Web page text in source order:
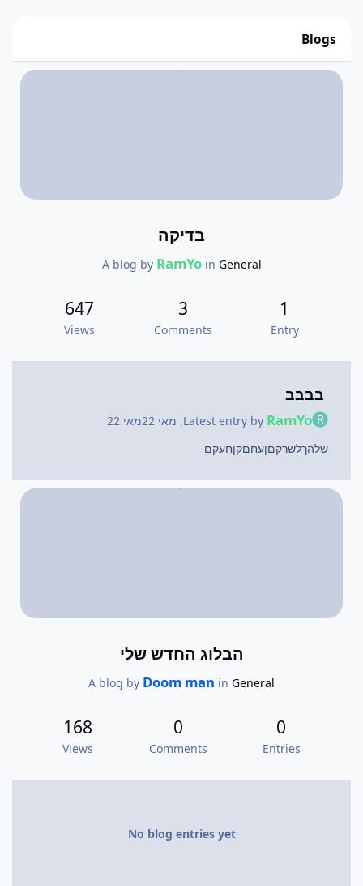
Blogs
בדיקה
A blog by RamYoin General
1
Entry
3
Comments
647
Views
בבבב
Latest entry by RamYo
, מאי 22
מאי 22
שלהךלשרקםןעחםקןחעקם
הבלוג החדש שלי
A blog by Doom man in General
0
Entries
0
Comments
168
Views
No blog entries yet